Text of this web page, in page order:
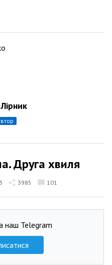
Друга хвиля
3 3985 101
наш Telegram